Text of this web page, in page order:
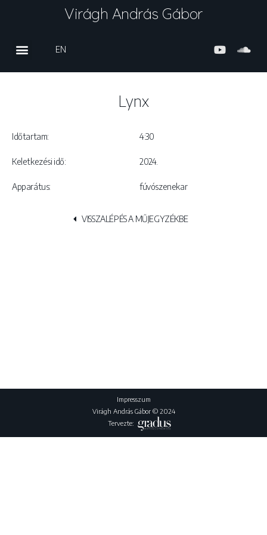
Virágh András Gábor
EN
Lynx
Időtartam: 4:30
Keletkezési idő: 2024.
Apparátus: fúvószenekar
VISSZALÉPÉS A MŰJEGYZÉKBE
Impresszum
Virágh András Gábor © 2024
Tervezte: